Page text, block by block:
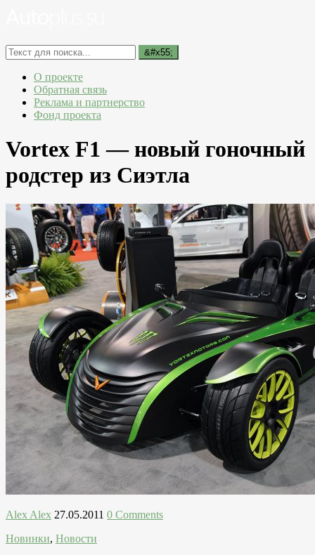
О проекте
Обратная связь
Реклама и партнерство
Фонд проекта
Vortex F1 — новый гоночный
родстер из Сиэтла
Alex Alex 27.05.2011 0 Comments
Новинки, Новости